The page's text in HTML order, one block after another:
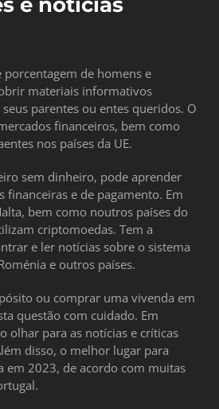
de homens e
materiais informativos
parentes ou entes queridos. O
financeiros, bem como
nos países da UE.
sem dinheiro, pode aprender
financeiras e de pagamento. Em
bem como noutros países do
criptomoedas. Tem a
e ler notícias sobre o sistema
e outros países.
ou comprar uma vivenda em
questão com cuidado. Em
olhar para as notícias e críticas
disso, o melhor lugar para
em 2023, de acordo com muitas